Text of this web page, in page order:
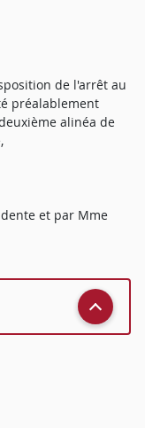
de l'arrêt au
préalablement
alinéa de
et par Mme